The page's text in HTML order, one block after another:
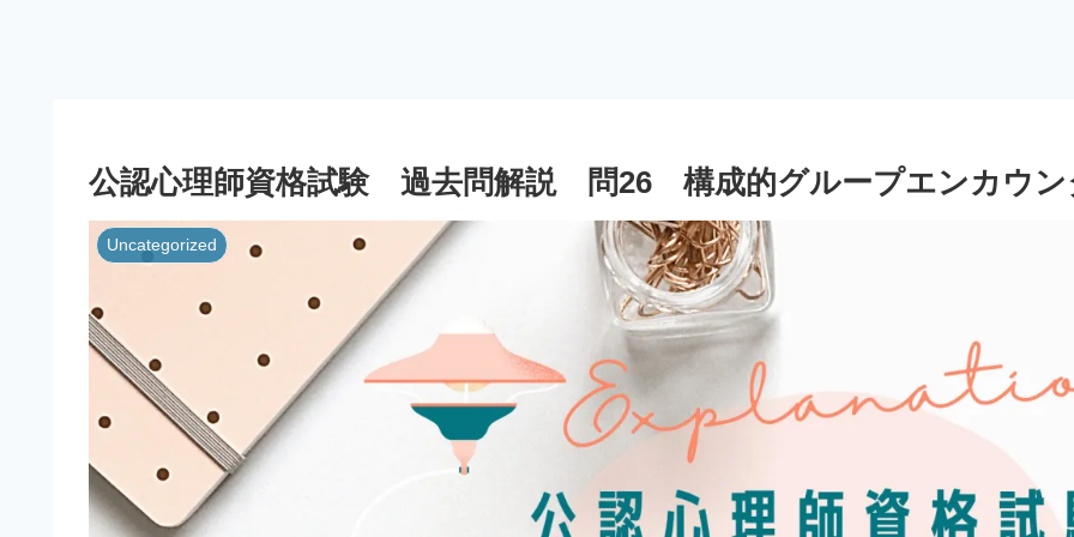
公認心理師資格試験 過去問解説 問26 構成的グループエンカウン
Uncategorized